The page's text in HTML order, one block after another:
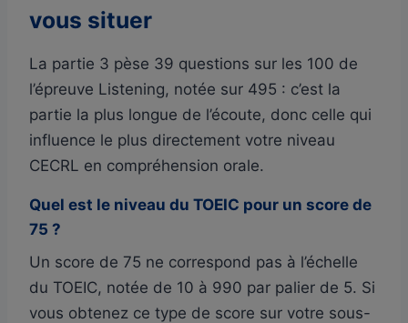
vous situer
La partie 3 pèse 39 questions sur les 100 de
l’épreuve Listening, notée sur 495 : c’est la
partie la plus longue de l’écoute, donc celle qui
influence le plus directement votre niveau
CECRL en compréhension orale.
Quel est le niveau du TOEIC pour un score de
75 ?
Un score de 75 ne correspond pas à l’échelle
du TOEIC, notée de 10 à 990 par palier de 5. Si
vous obtenez ce type de score sur votre sous-